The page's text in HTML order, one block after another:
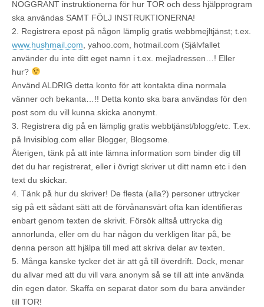
NOGGRANT instruktionerna för hur TOR och dess hjälpprogram
ska användas SAMT FÖLJ INSTRUKTIONERNA!
2. Registrera epost på någon lämplig gratis webbmejltjänst; t.ex.
www.hushmail.com , yahoo.com, hotmail.com (Självfallet
använder du inte ditt eget namn i t.ex. mejladressen…! Eller
hur?
Använd ALDRIG detta konto för att kontakta dina normala
vänner och bekanta…!! Detta konto ska bara användas för den
post som du vill kunna skicka anonymt.
3. Registrera dig på en lämplig gratis webbtjänst/blogg/etc. T.ex.
på Invisiblog.com eller Blogger, Blogsome.
Återigen, tänk på att inte lämna information som binder dig till
det du har registrerat, eller i övrigt skriver ut ditt namn etc i den
text du skickar.
4. Tänk på hur du skriver! De flesta (alla?) personer uttrycker
sig på ett sådant sätt att de förvånansvärt ofta kan identifieras
enbart genom texten de skrivit. Försök alltså uttrycka dig
annorlunda, eller om du har någon du verkligen litar på, be
denna person att hjälpa till med att skriva delar av texten.
5. Många kanske tycker det är att gå till överdrift. Dock, menar
du allvar med att du vill vara anonym så se till att inte använda
din egen dator. Skaffa en separat dator som du bara använder
till TOR!